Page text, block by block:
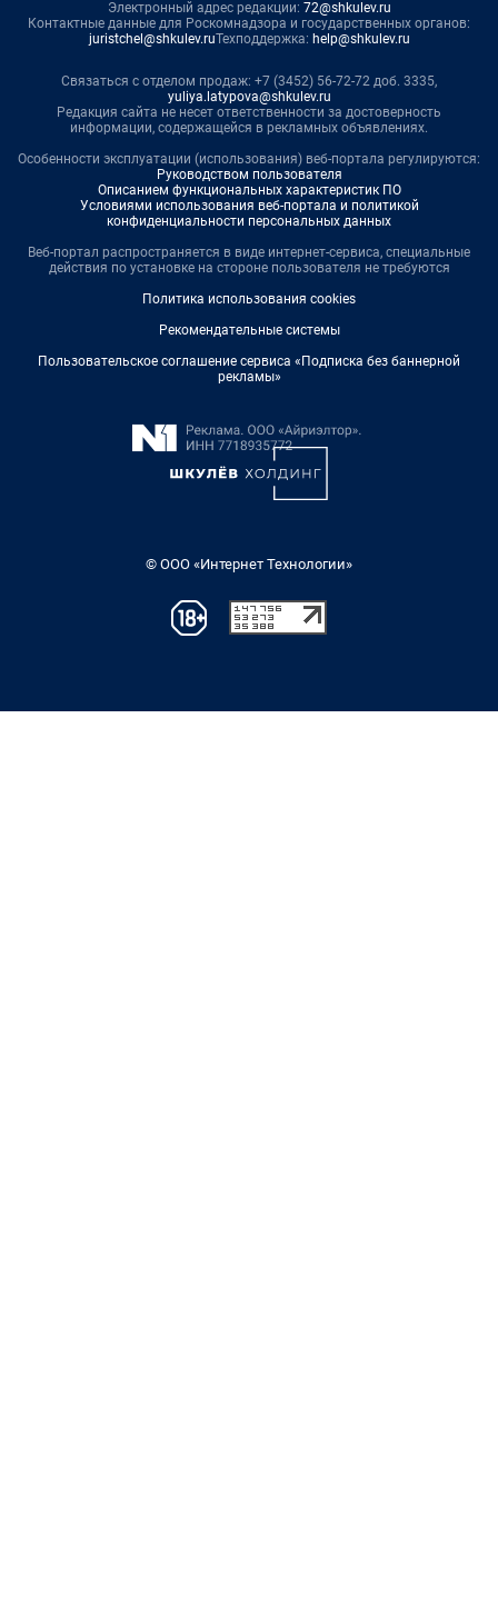
Электронный адрес редакции: 72@shkulev.ru
Контактные данные для Роскомнадзора и государственных органов:
juristchel@shkulev.ruТехподдержка: help@shkulev.ru
Связаться с отделом продаж: +7 (3452) 56-72-72 доб. 3335,
yuliya.latypova@shkulev.ru
Редакция сайта не несет ответственности за достоверность
информации, содержащейся в рекламных объявлениях.
Особенности эксплуатации (использования) веб-портала регулируются:
Руководством пользователя
Описанием функциональных характеристик ПО
Условиями использования веб-портала и политикой
конфиденциальности персональных данных
Веб-портал распространяется в виде интернет-сервиса, специальные
действия по установке на стороне пользователя не требуются
Политика использования cookies
Рекомендательные системы
Пользовательское соглашение сервиса «Подписка без баннерной
рекламы»
© ООО «Интернет Технологии»